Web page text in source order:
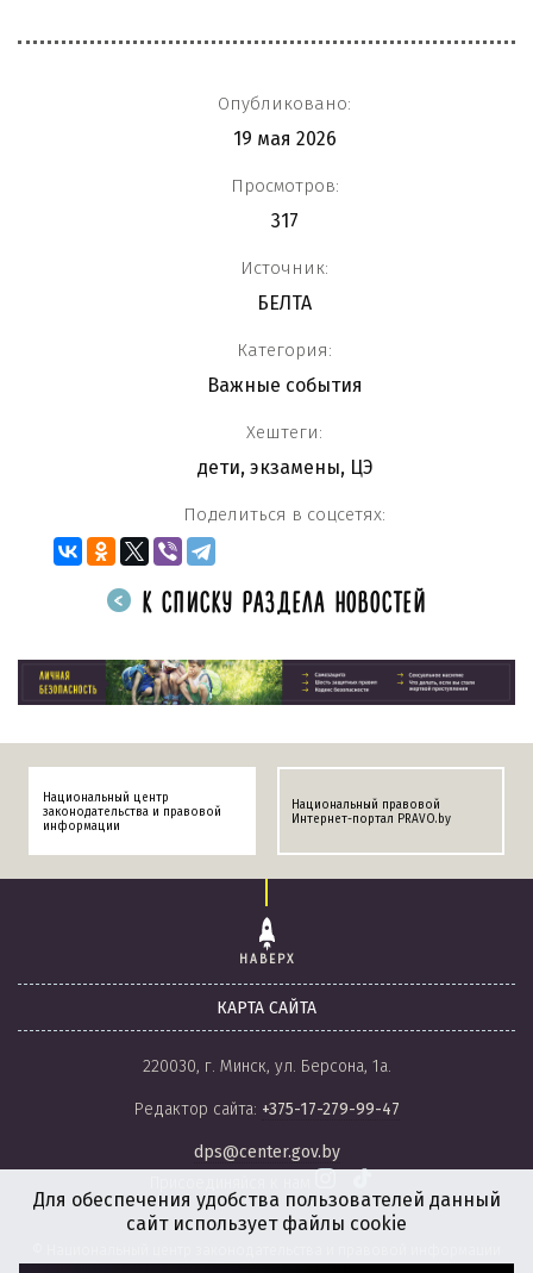
Опубликовано:
19 мая 2026
Просмотров:
317
Источник:
БЕЛТА
Категория:
Важные события
Хештеги:
дети, экзамены, ЦЭ
Поделиться в соцсетях:
К СПИСКУ РАЗДЕЛА НОВОСТЕЙ
Национальный центр
законодательства и правовой
информации
Национальный правовой
Интернет-портал PRAVO.by
НАВЕРХ
КАРТА САЙТА
220030, г. Минск, ул. Берсона, 1а.
Редактор сайта: +375-17-279-99-47
dps@center.gov.by
Для обеспечения удобства пользователей данный
сайт использует файлы cookie